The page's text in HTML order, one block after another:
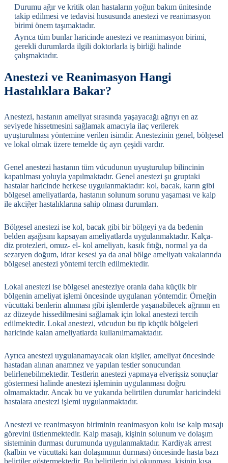
Durumu ağır ve kritik olan hastaların yoğun bakım ünitesinde
takip edilmesi ve tedavisi hususunda anestezi ve reanimasyon
birimi önem taşımaktadır.
Ayrıca tüm bunlar haricinde anestezi ve reanimasyon birimi,
gerekli durumlarda ilgili doktorlarla iş birliği halinde
çalışmaktadır.
Anestezi ve Reanimasyon Hangi
Hastalıklara Bakar?
Anestezi, hastanın ameliyat sırasında yaşayacağı ağrıyı en az
seviyede hissetmesini sağlamak amacıyla ilaç verilerek
uyuşturulması yöntemine verilen isimdir. Anestezinin genel, bölgesel
ve lokal olmak üzere temelde üç ayrı çeşidi vardır.
Genel anestezi hastanın tüm vücudunun uyuşturulup bilincinin
kapatılması yoluyla yapılmaktadır. Genel anestezi şu gruptaki
hastalar haricinde herkese uygulanmaktadır: kol, bacak, karın gibi
bölgesel ameliyatlarda, hastanın solunum sorunu yaşaması ve kalp
ile akciğer hastalıklarına sahip olması durumları.
Bölgesel anestezi ise kol, bacak gibi bir bölgeyi ya da bedenin
belden aşağısını kapsayan ameliyatlarda uygulanmaktadır. Kalça-
diz protezleri, omuz- el- kol ameliyatı, kasık fıtığı, normal ya da
sezaryen doğum, idrar kesesi ya da anal bölge ameliyatı vakalarında
bölgesel anestezi yöntemi tercih edilmektedir.
Lokal anestezi ise bölgesel anesteziye oranla daha küçük bir
bölgenin ameliyat işlemi öncesinde uygulanan yöntemdir. Örneğin
vücuttaki benlerin alınması gibi işlemlerde yaşanabilecek ağrının en
az düzeyde hissedilmesini sağlamak için lokal anestezi tercih
edilmektedir. Lokal anestezi, vücudun bu tip küçük bölgeleri
haricinde kalan ameliyatlarda kullanılmamaktadır.
Ayrıca anestezi uygulanamayacak olan kişiler, ameliyat öncesinde
hastadan alınan anamnez ve yapılan testler sonucundan
belirlenebilmektedir. Testlerin anestezi yapmaya elverişsiz sonuçlar
göstermesi halinde anestezi işleminin uygulanması doğru
olmamaktadır. Ancak bu ve yukarıda belirtilen durumlar haricindeki
hastalara anestezi işlemi uygulanmaktadır.
Anestezi ve reanimasyon biriminin reanimasyon kolu ise kalp masajı
görevini üstlenmektedir. Kalp masajı, kişinin solunum ve dolaşım
sisteminin durması durumunda uygulanmaktadır. Kardiyak arrest
(kalbin ve vücuttaki kan dolaşımının durması) öncesinde hasta bazı
belirtiler göstermektedir. Bu belirtilerin iyi okunması, kişinin kısa